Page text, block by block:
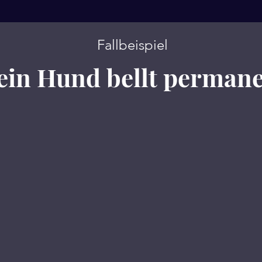
Fallbeispiel
Hund bellt